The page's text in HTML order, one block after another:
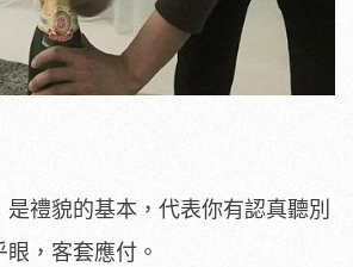
禮貌的基本，代表你有認真聽別
，客套應付。